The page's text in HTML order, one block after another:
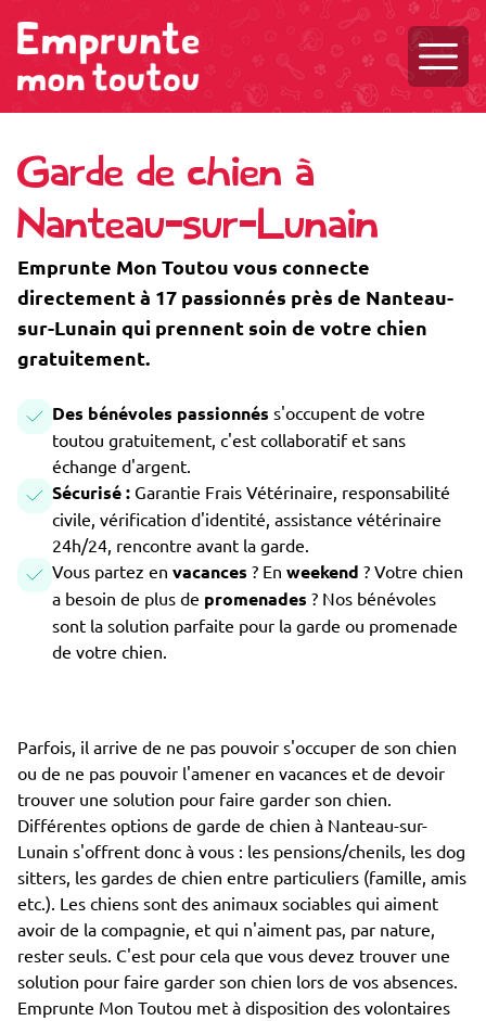
Garde de chien à
Nanteau-sur-Lunain
Emprunte Mon Toutou vous connecte
directement à 17 passionnés près de Nanteau-
sur-Lunain qui prennent soin de votre chien
gratuitement.
Des bénévoles passionnés s'occupent de votre
toutou gratuitement, c'est collaboratif et sans
échange d'argent.
Sécurisé : Garantie Frais Vétérinaire, responsabilité
civile, vérification d'identité, assistance vétérinaire
24h/24, rencontre avant la garde.
Vous partez en vacances ? En weekend ? Votre chien
a besoin de plus de promenades ? Nos bénévoles
sont la solution parfaite pour la garde ou promenade
de votre chien.
Parfois, il arrive de ne pas pouvoir s'occuper de son chien
ou de ne pas pouvoir l'amener en vacances et de devoir
trouver une solution pour faire garder son chien.
Différentes options de garde de chien à Nanteau-sur-
Lunain s'offrent donc à vous : les pensions/chenils, les dog
sitters, les gardes de chien entre particuliers (famille, amis
etc.). Les chiens sont des animaux sociables qui aiment
avoir de la compagnie, et qui n'aiment pas, par nature,
rester seuls. C'est pour cela que vous devez trouver une
solution pour faire garder son chien lors de vos absences.
Emprunte Mon Toutou met à disposition des volontaires